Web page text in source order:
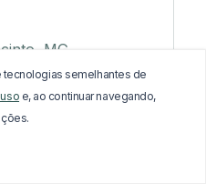
MG
semelhantes de
e, ao continuar navegando,